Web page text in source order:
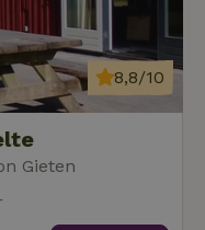
Gieten
8,8/10